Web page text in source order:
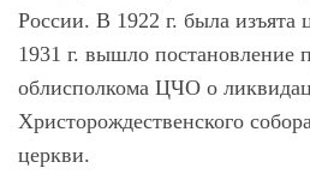
России. В 1922 г. была изъята
1931 г. вышло постановление
облисполкома ЦЧО о
Христорождественского
церкви.